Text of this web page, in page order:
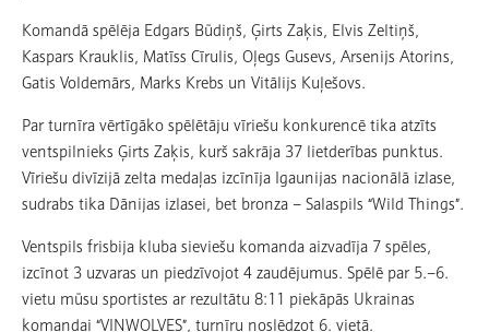
Komandā spēlēja Edgars Būdiņš, Ģirts Zaķis, Elvis Zeltiņš,
Kaspars Krauklis, Matīss Cīrulis, Oļegs Gusevs, Arsenijs Atorins,
Gatis Voldemārs, Marks Krebs un Vitālijs Kuļešovs.
Par turnīra vērtīgāko spēlētāju vīriešu konkurencē tika atzīts
ventspilnieks Ģirts Zaķis, kurš sakrāja 37 lietderības punktus.
Vīriešu divīzijā zelta medaļas izcīnīja Igaunijas nacionālā izlase,
sudrabs tika Dānijas izlasei, bet bronza – Salaspils “Wild Things”.
Ventspils frisbija kluba sieviešu komanda aizvadīja 7 spēles,
izcīnot 3 uzvaras un piedzīvojot 4 zaudējumus. Spēlē par 5.–6.
vietu mūsu sportistes ar rezultātu 8:11 piekāpās Ukrainas
komandai “VINWOLVES”, turnīru noslēdzot 6. vietā.